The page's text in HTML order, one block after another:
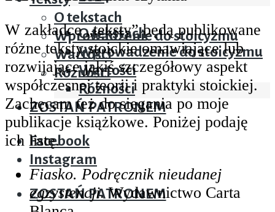
Teksty
O tekstach
Wprowadzenie do stoicyzmu
Wartości
Różności
O tekstach
Wprowadzenie do stoicyzmu
Wartości
Różności
ZOSTAŃ PATRONEM
Facebook
Instagram
ZOSTAŃ PATRONEM
W zakładce „teksty” będą publikowane
różne teksty stoickie omawiające lub
rozwijające jakiś szczegółowy aspekt
współczesnej teorii i praktyki stoickiej.
Zachęcam też do sięgania po moje
publikacje książkowe. Poniżej podaję
ich listę.
Fiasko. Podręcznik nieudanej
egzystencji. Wydawnictwo Carta